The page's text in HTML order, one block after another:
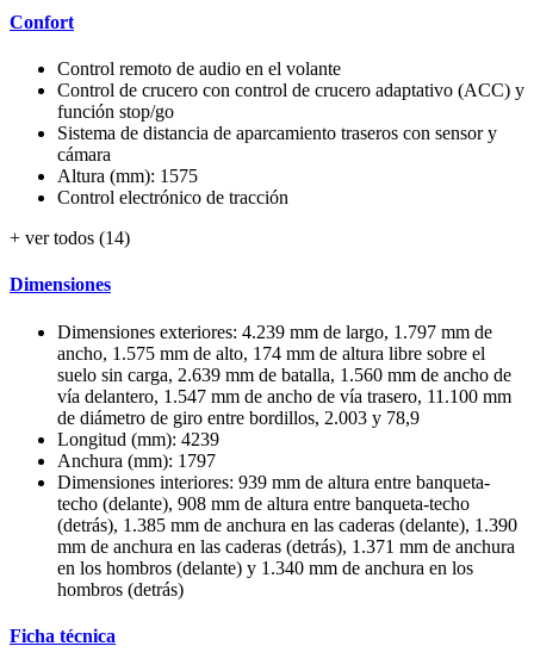
Confort
Control remoto de audio en el volante
Control de crucero con control de crucero adaptativo (ACC) y
función stop/go
Sistema de distancia de aparcamiento traseros con sensor y
cámara
Altura (mm): 1575
Control electrónico de tracción
+ ver todos (14)
Dimensiones
Dimensiones exteriores: 4.239 mm de largo, 1.797 mm de
ancho, 1.575 mm de alto, 174 mm de altura libre sobre el
suelo sin carga, 2.639 mm de batalla, 1.560 mm de ancho de
vía delantero, 1.547 mm de ancho de vía trasero, 11.100 mm
de diámetro de giro entre bordillos, 2.003 y 78,9
Longitud (mm): 4239
Anchura (mm): 1797
Dimensiones interiores: 939 mm de altura entre banqueta-
techo (delante), 908 mm de altura entre banqueta-techo
(detrás), 1.385 mm de anchura en las caderas (delante), 1.390
mm de anchura en las caderas (detrás), 1.371 mm de anchura
en los hombros (delante) y 1.340 mm de anchura en los
hombros (detrás)
Ficha técnica